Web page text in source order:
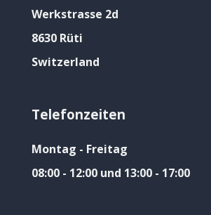
Werkstrasse 2d
8630 Rüti
Switzerland
Telefonzeiten
Montag - Freitag
08:00 - 12:00 und 13:00 - 17:00